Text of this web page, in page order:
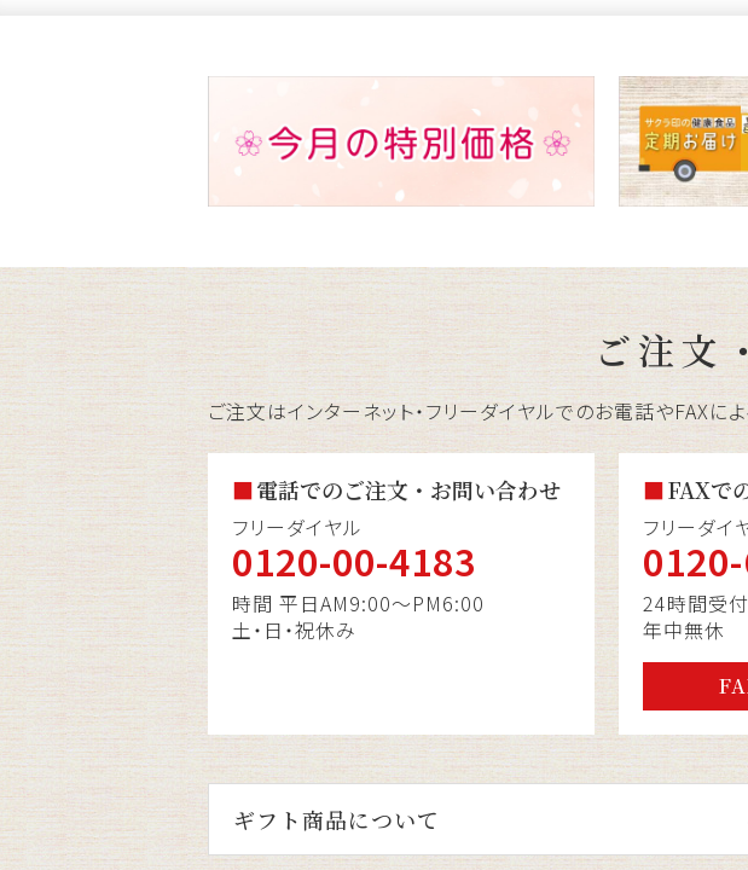
ご注文
ご注文はインターネット・フリーダイヤルでのお電話やFAXに
電話でのご注文・お問い合わせ
フリーダイヤル
0120-00-4183
時間 平日AM9:00〜PM6:00
土・日・祝休み
FAXで
フリーダイ
24時間受付
年中無休
ギフト商品について